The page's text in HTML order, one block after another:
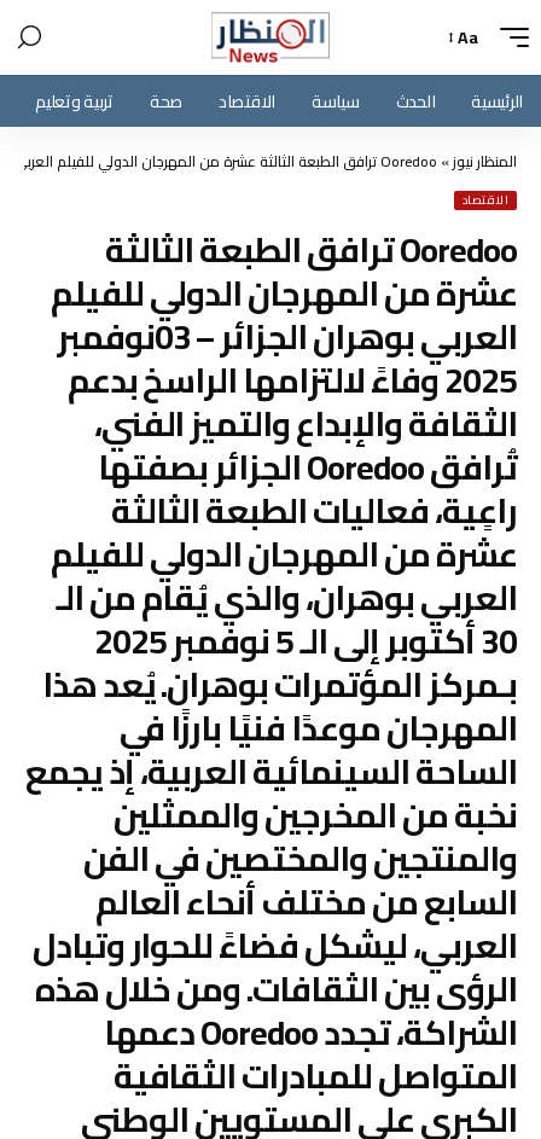
Aa
الرئيسية الحدث سياسة الاقتصاد صحة تربية وتعليم
المنظار نيوز» Ooredoo ترافق الطبعة الثالثة عشرة من المهرجان الدولي للفيلم العربي بوهران الجزائر – 03نوفمبر 2025 وفاءً لالتزامها الراسخ بدعم الثقافة والإبداع والتميز الفني، تُرافق Ooredoo الجزائر بصفتها راعٍية، فعاليات الطبعة الثالثة عشرة من المهرجان الدولي للفيلم العربي بوهران، والذي يُقام من الـ 30 أكتوبر إلى الـ 5 نوفمبر 2025 بـمركز المؤتمرات بوهران. يُعد هذا المهرجان موعدًا فنيًا بارزًا في الساحة السينمائية العربية، إذ يجمع نخبة من المخرجين والممثلين والمنتجين والمختصين في الفن السابع من مختلف أنحاء العالم العربي، ليشكل فضاءً للحوار وتبادل الرؤى بين الثقافات. ومن خلال هذه الشراكة، تجدد Ooredoo دعمها المتواصل للمبادرات الثقافية الكبرى على المستويين الوطني والإقليمي، خصوصاً تلك التي تُسهم في إبراز الإبداع والتعبير الفني وصون التراث السينمائي. وتندرج مشاركة Ooredoo في هذا الحدث ضمن رؤيتها المستدامة الهادفة إلى تشجيع المواهب الصاعدة وتعزيز التنوع الثقافي في الجزائر، بما يعكس مكانتها كمؤسسة مواطنة تولي اهتمامًا خاصًا بالفن والثقافة باعتبارهما ركيزتين أساسيتين للتنمية المجتمعية. وبمرافقتها هذا المهرجان العريق، تؤكد Ooredoo من جديد تمسكها بقيم الإلهام والانفتاح والتبادل، ودعمها للسينما كوسيلة للتواصل والتقارب بين الشعوب، وتجسيدًا لرسالتها في الجمع بين التكنولوجيا، الإبداع والثقافة.
الاقتصاد
Ooredoo ترافق الطبعة الثالثة
عشرة من المهرجان الدولي للفيلم
العربي بوهران الجزائر – 03نوفمبر
2025 وفاءً لالتزامها الراسخ بدعم
الثقافة والإبداع والتميز الفني،
تُرافق Ooredoo الجزائر بصفتها
راعٍية، فعاليات الطبعة الثالثة
عشرة من المهرجان الدولي للفيلم
العربي بوهران، والذي يُقام من الـ
30 أكتوبر إلى الـ 5 نوفمبر 2025
بـمركز المؤتمرات بوهران. يُعد هذا
المهرجان موعدًا فنيًا بارزًا في
الساحة السينمائية العربية، إذ يجمع
نخبة من المخرجين والممثلين
والمنتجين والمختصين في الفن
السابع من مختلف أنحاء العالم
العربي، ليشكل فضاءً للحوار وتبادل
الرؤى بين الثقافات. ومن خلال هذه
الشراكة، تجدد Ooredoo دعمها
المتواصل للمبادرات الثقافية
الكبرى على المستويين الوطني